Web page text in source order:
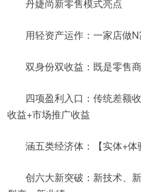
丹婕尚新零售模式亮点
用轻资产运作：一家店做
双身份双收益：既是零售
四项盈利入口：传统差额
收益+市场推广收益
涵五类经济体：【实体+
创六大新突破：新技术、